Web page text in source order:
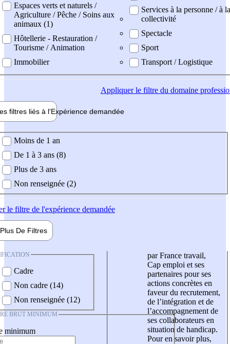
Espaces verts et naturels /
Agriculture / Pêche / Soins aux
animaux (1)
Hôtellerie - Restauration /
Tourisme / Animation
Immobilier
Services à la personne / à la
collectivité
Spectacle
Sport
Transport / Logistique
Appliquerle filtre du domaine
filtres liés à l'Expérience demandée
demandée
Moins de 1 an
De 1 à 3 ans (8)
Plus de 3 ans
Non renseignée (2)
le filtre de l'expérience demandée
Plus De Filtres
Cadre
Non cadre (14)
Non renseignée (12)
BRUT MINIMUM
minimum
par France travail,
Cap emploi et ses
partenaires pour ses
actions concrètes en
faveur du recrutement,
de l’intégration et de
l’accompagnement de
ses collaborateurs en
situation de handicap.
Pour en savoir plus,